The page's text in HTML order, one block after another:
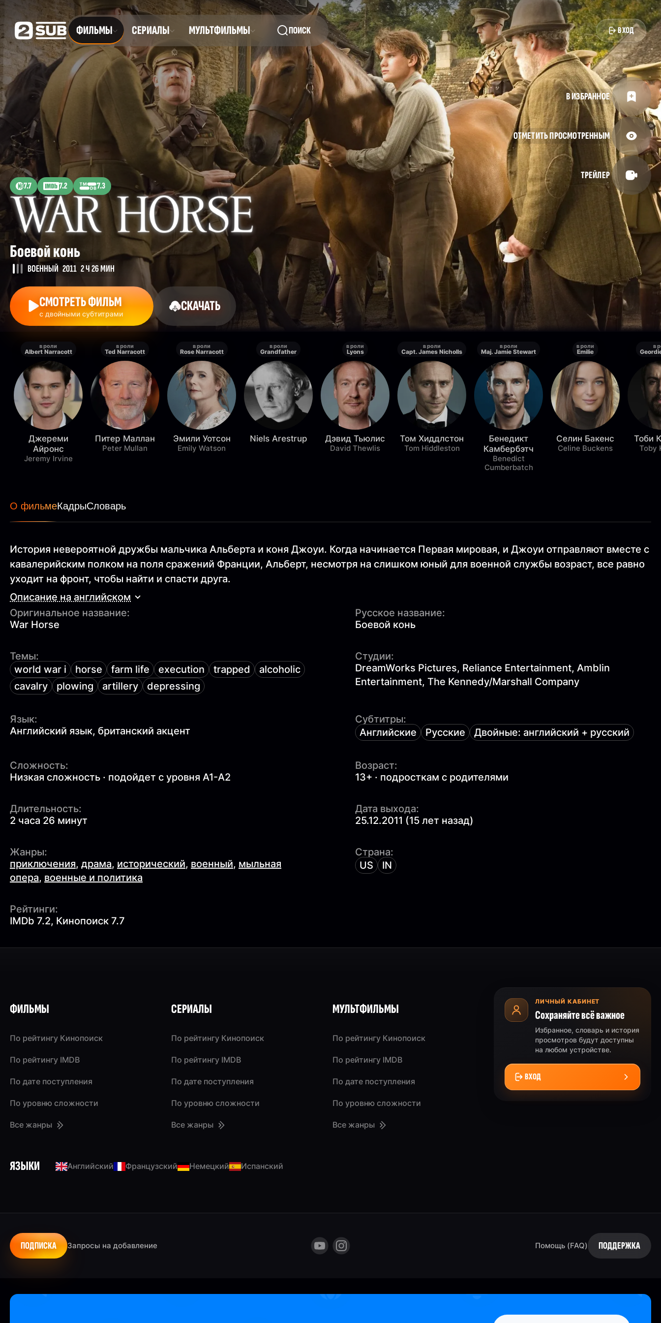
ФИЛЬМЫ СЕРИАЛЫ МУЛЬТФИЛЬМЫ ПОИСК ВХОД
7.7 7.2 7.3
Боевой конь
ВОЕННЫЙ 2011 2 Ч 26 МИН
СМОТРЕТЬ ФИЛЬМ
с двойными субтитрами СКАЧАТЬ
В ИЗБРАННОЕ
ОТМЕТИТЬ ПРОСМОТРЕННЫМ
ТРЕЙЛЕР
в роли
Albert Narracott
Джереми
Айронс
Jeremy Irvine
в роли
Ted Narracott
Питер Маллан
Peter Mullan
в роли
Rose Narracott
Эмили Уотсон
Emily Watson
в роли
Grandfather
Niels Arestrup
в роли
Lyons
Дэвид Тьюлис
David Thewlis
в роли
Capt. James Nicholls
Том Хиддлстон
Tom Hiddleston
в роли
Maj. Jamie Stewart
Бенедикт
Камбербэтч
Benedict
Cumberbatch
в роли
Emilie
Селин Бакенс
Celine Buckens
в
Тоби
Toby
О фильмеКадрыСловарь
История невероятной дружбы мальчика Альберта и коня Джоуи. Когда начинается Первая мировая, и Джоуи отправляют вместе с
кавалерийским полком на поля сражений Франции, Альберт, несмотря на слишком юный для военной службы возраст, все равно
уходит на фронт, чтобы найти и спасти друга.
Описание на английском
Оригинальное название:
War Horse
Русское название:
Боевой конь
Темы:
world war i
horse farm life execution trapped
alcoholic
cavalry
plowing artillery depressing
Студии:
DreamWorks Pictures, Reliance Entertainment, Amblin
Entertainment, The Kennedy/Marshall Company
Язык:
Английский язык, британский акцент
Субтитры:
Английские
Русские Двойные: английский + русский
Сложность:
Низкая сложность · подойдет с уровня A1-A2
Возраст:
13+ · подросткам с родителями
Длительность:
2 часа 26 минут
Дата выхода:
25.12.2011 (15 лет назад)
Жанры:
приключения, драма, исторический, военный, мыльная
опера, военные и политика
Страна:
US
IN
Рейтинги:
IMDb 7.2, Кинопоиск 7.7
ЯЗЫКИ Английский Французский Немецкий Испанский
ФИЛЬМЫ
По рейтингу Кинопоиск
По рейтингу IMDB
По дате поступления
По уровню сложности
Все жанры
СЕРИАЛЫ
По рейтингу Кинопоиск
По рейтингу IMDB
По дате поступления
По уровню сложности
Все жанры
МУЛЬТФИЛЬМЫ
По рейтингу Кинопоиск
По рейтингу IMDB
По дате поступления
По уровню сложности
Все жанры
ЛИЧНЫЙ КАБИНЕТ
Сохраняйте всё важное
Избранное, словарь и история
просмотров будут доступны
на любом устройстве.
ВХОД
Запросы на добавление
ПОДПИСКА Помощь (FAQ) ПОДДЕРЖКА